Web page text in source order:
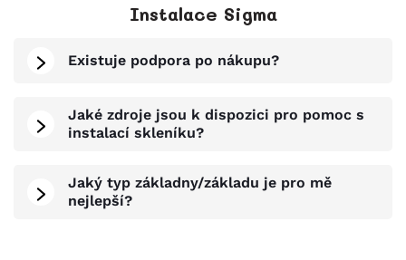
Instalace Sigma
Existuje podpora po nákupu?
Jaké zdroje jsou k dispozici pro pomoc s
instalací skleníku?
Jaký typ základny/základu je pro mě
nejlepší?